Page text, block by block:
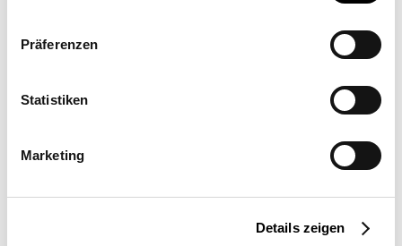
Präferenzen
Statistiken
Marketing
Details zeigen
Olive Grove and Poolside
Triangular Sail duo: SQK-I